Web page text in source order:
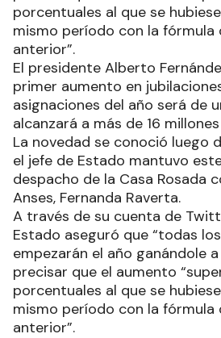
porcentuales al que se
mismo período con la fórmula
anterior”.
El presidente Alberto
primer aumento en
asignaciones del año será de
alcanzará a más de 16
La novedad se conoció luego
el jefe de Estado mantuvo
despacho de la Casa Rosada
Anses, Fernanda Raverta.
A través de su cuenta de
Estado aseguró que “todas
empezarán el año ganándole a
precisar que el aumento
porcentuales al que se
mismo período con la fórmula
anterior”.